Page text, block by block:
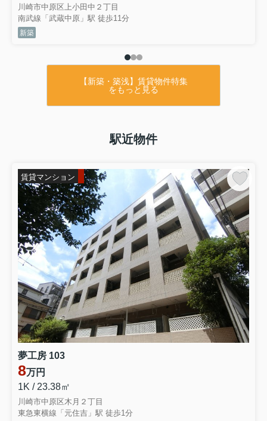
川崎市中原区上小田中２丁目
南武線「武蔵中原」駅 徒歩11分
新築
【新築・築浅】賃貸物件特集
をもっと見る
駅近物件
賃貸マンション
夢工房 103
8万円
1K / 23.38㎡
川崎市中原区木月２丁目
東急東横線「元住吉」駅 徒歩1分